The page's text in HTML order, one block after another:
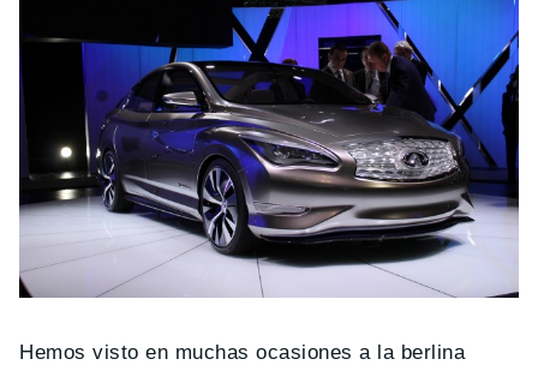
Hemos visto en muchas ocasiones a la berlina